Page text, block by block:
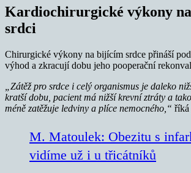
Kardiochirurgické výkony
srdci
Chirurgické výkony na bijícím srdce přináší
výhod a zkracují dobu jeho pooperační
„Zátěž pro srdce i celý organismus je daleko
kratší dobu, pacient má nižší krevní ztráty a
méně zatěžuje ledviny a plíce nemocného,“ říká
M. Matoulek: Obezitu s
vidíme už i u třicátníků